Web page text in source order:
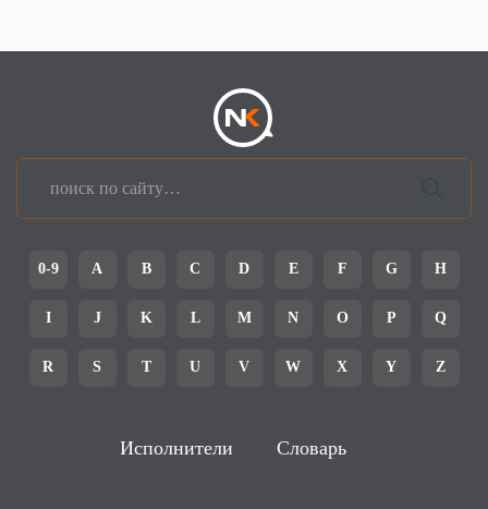
0-9 A B C D E F G H
I J K L M N O P Q
R S T U V W X Y Z
Исполнители Словарь